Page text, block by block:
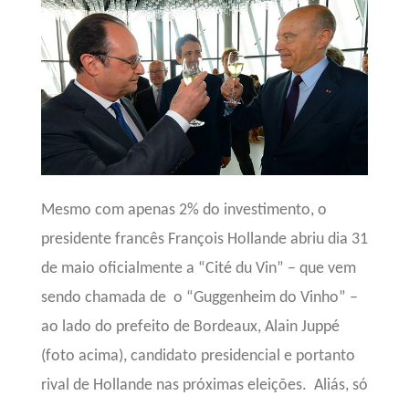
Mesmo com apenas 2% do investimento, o
presidente francês François Hollande abriu dia 31
de maio oficialmente a “Cité du Vin” – que vem
sendo chamada de o “Guggenheim do Vinho” –
ao lado do prefeito de Bordeaux, Alain Juppé
(foto acima), candidato presidencial e portanto
rival de Hollande nas próximas eleições. Aliás, só